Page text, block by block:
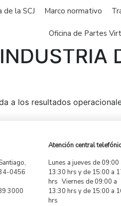
de la SCJ Marco normativo
Oficina de Partes
a los resultados
0456
3000
Atención central
Lunes a jueves de 09:00
13:30 hrs y de 15:00 a
hrs Viernes de 09:00 a
13:30 hrs y de 15:00 a
hrs